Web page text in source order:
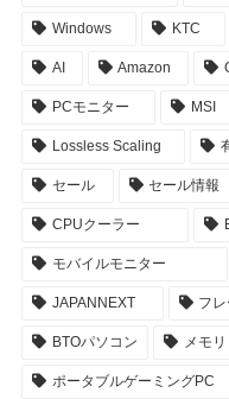
Windows KTC
AI Amazon
PCモニター MSI
Lossless Scaling
セール セール情報
CPUクーラー
モバイルモニター
JAPANNEXT フ
BTOパソコン メモリ
ポータブルゲーミングPC